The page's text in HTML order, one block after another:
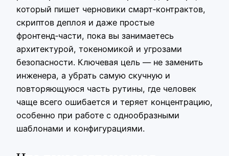
который пишет черновики смарт‑контрактов,
скриптов деплоя и даже простые
фронтенд‑части, пока вы занимаетесь
архитектурой, токеномикой и угрозами
безопасности. Ключевая цель — не заменить
инженера, а убрать самую скучную и
повторяющуюся часть рутины, где человек
чаще всего ошибается и теряет концентрацию,
особенно при работе с однообразными
шаблонами и конфигурациями.